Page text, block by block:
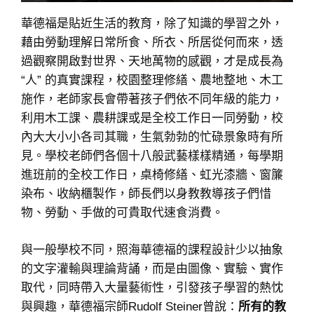
華德福是貼近生活的教育，除了知識的學習之外，
藉由勞動理解日常所食、所衣、所居從何而來，透
過觀察開啟對世界、天地萬物的感觀，才是成長為
“人” 的真實課程，校園整理修繕、農地整地、木工
施作，老師家長會帶著孩子們依不同年級的能力，
利用木工課、農耕課或是全校工作日一同勞動，校
內大大小小各司其職，生氣勃勃的忙碌景象時有所
見。學校老師們各個十八般武藝樣樣精通，每學期
進班前的全校工作日，桌椅修繕、虹光漆牆、窗簾
染布、收納櫃製作，師長們以身教教導孩子們惜
物、勞動、手做的可貴取代速食消費。
與一般學校不同，照海華德福的課程設計少以抽象
的文字灌輸與理論背誦，而是由圖像、實驗、實作
取代，同時帶入大量藝術性，引發孩子學習的熱忱
與興趣，華德福宗師Rudolf Steiner曾說： 所有的教